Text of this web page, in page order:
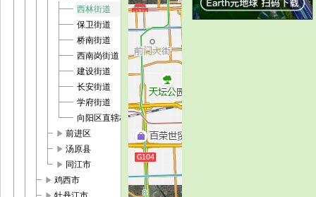
西林街道
保卫街道
桥南街道
西南岗街道
建设街道
长安街道
学府街道
向阳区直辖村级区划
play_arrow 前进区
play_arrow 汤原县
play_arrow 同江市
play_arrow 鸡西市